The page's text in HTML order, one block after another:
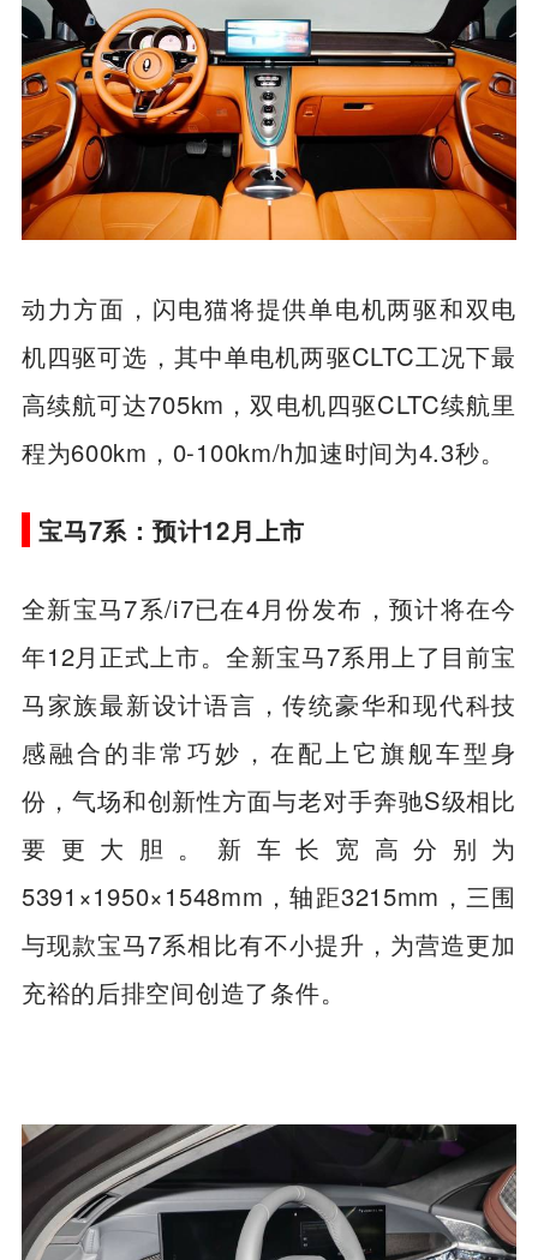
动力方面，闪电猫将提供单电机两驱和双电
机四驱可选，其中单电机两驱CLTC工况下最
高续航可达705km，双电机四驱CLTC续航里
程为600km，0-100km/h加速时间为4.3秒。
宝马7系：预计12月上市
全新宝马7系/i7已在4月份发布，预计将在今
年12月正式上市。全新宝马7系用上了目前宝
马家族最新设计语言，传统豪华和现代科技
感融合的非常巧妙，在配上它旗舰车型身
份，气场和创新性方面与老对手奔驰S级相比
要更大胆。新车长宽高分别为
5391×1950×1548mm，轴距3215mm，三围
与现款宝马7系相比有不小提升，为营造更加
充裕的后排空间创造了条件。